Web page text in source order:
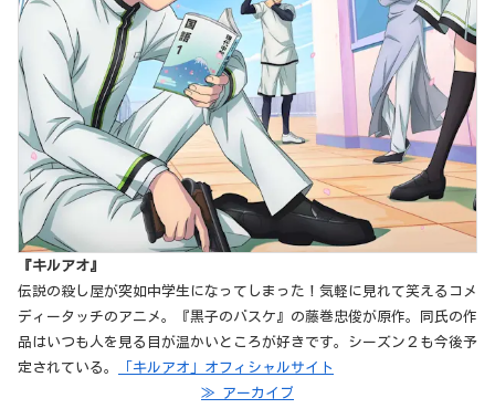
『キルアオ』
伝説の殺し屋が突如中学生になってしまった！気軽に見れて笑えるコメ
ディータッチのアニメ。『黒子のバスケ』の藤巻忠俊が原作。同氏の作
品はいつも人を見る目が温かいところが好きです。シーズン２も今後予
定されている。
「キルアオ」オフィシャルサイト
≫ アーカイブ